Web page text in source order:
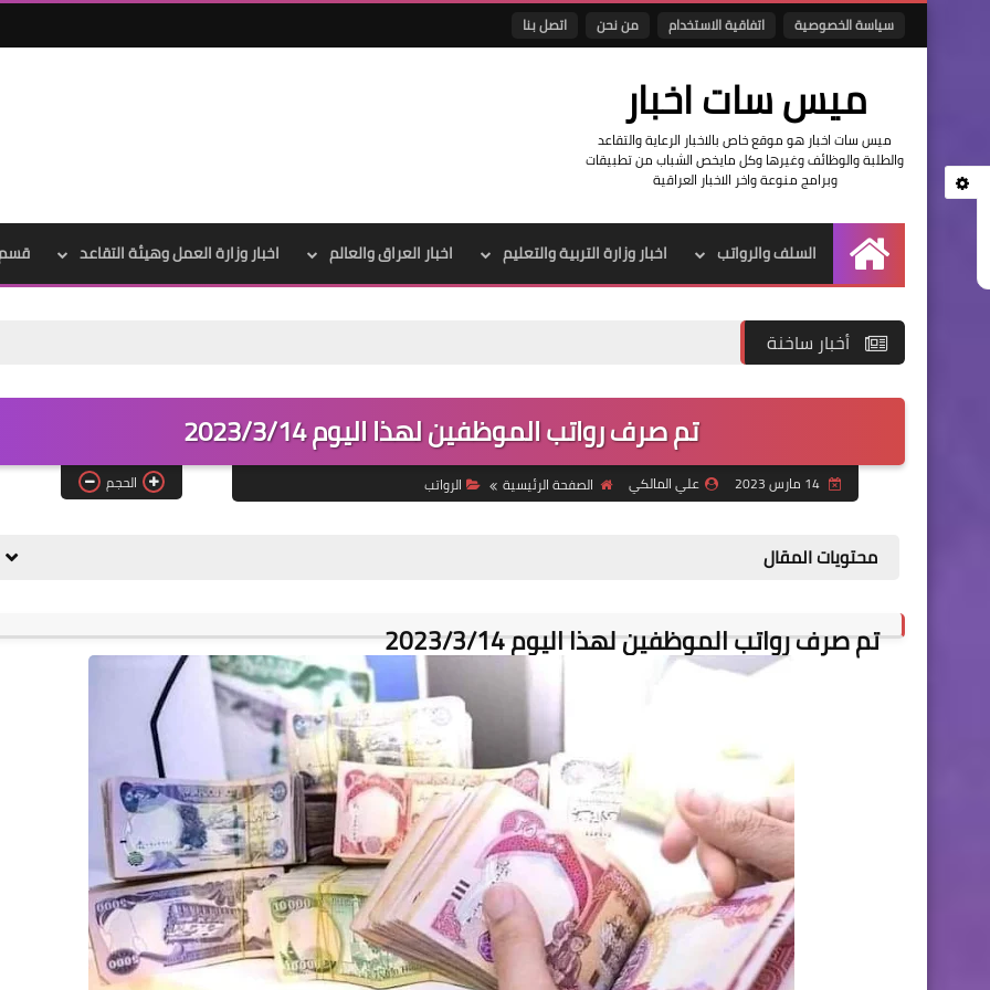
سياسة الخصوصية اتفاقية الاستخدام من نحن اتصل بنا
ميس سات اخبار
ميس سات اخبار هو موقع خاص بالاخبار الرعاية والتقاعد
والطلبة والوظائف وغيرها وكل مايخص الشباب من تطبيقات
وبرامج منوعة واخر الاخبار العراقية
الرئيسية
السلف والرواتب اخبار وزارة التربية والتعليم اخبار العراق والعالم اخبار وزارة العمل وهيئة التقاعد قسم
أخبار ساخنة
تم صرف رواتب الموظفين لهذا اليوم 2023/3/14
علي المالكي الصفحة الرئيسية الرواتب الحجم
محتويات المقال
تم صرف رواتب الموظفين لهذا اليوم 2023/3/14
علي المالكي
11 يونيو 2022